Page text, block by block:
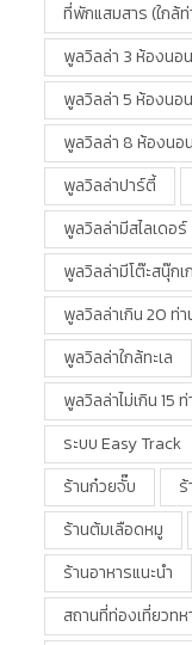
ที่พักแสมสาร (ใกล้ท่
พูลวิลล่า 3 ห้องนอน
พูลวิลล่า 5 ห้องนอน
พูลวิลล่า 8 ห้องนอน
พูลวิลล่าปาร์ตี้
พูลวิลล่ามีสไลเดอร์
พูลวิลล่ามีโต๊ะสนุ๊กเ
พูลวิลล่าเกิน 20 ท่า
พูลวิลล่าใกล้ทะเล
พูลวิลล่าไม่เกิน 15 ท่
ระบบ Easy Track
ร้านก๋วยจั๊บ
ร้านต้มเลือดหมู
ร้านอาหารแนะนำ
สถานที่ท่องเที่ยวทห